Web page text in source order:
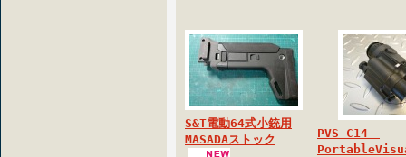
S&T電動64式小銃用
MASADAストック
PVS C14